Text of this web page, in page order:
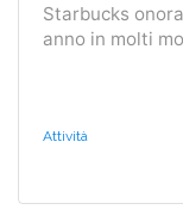
Starbucks
anno in molti
Attività